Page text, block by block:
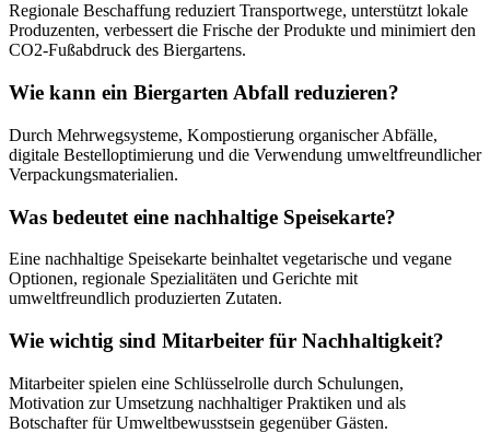
Regionale Beschaffung reduziert Transportwege, unterstützt lokale
Produzenten, verbessert die Frische der Produkte und minimiert den
CO2-Fußabdruck des Biergartens.
Wie kann ein Biergarten Abfall reduzieren?
Durch Mehrwegsysteme, Kompostierung organischer Abfälle,
digitale Bestelloptimierung und die Verwendung umweltfreundlicher
Verpackungsmaterialien.
Was bedeutet eine nachhaltige Speisekarte?
Eine nachhaltige Speisekarte beinhaltet vegetarische und vegane
Optionen, regionale Spezialitäten und Gerichte mit
umweltfreundlich produzierten Zutaten.
Wie wichtig sind Mitarbeiter für Nachhaltigkeit?
Mitarbeiter spielen eine Schlüsselrolle durch Schulungen,
Motivation zur Umsetzung nachhaltiger Praktiken und als
Botschafter für Umweltbewusstsein gegenüber Gästen.